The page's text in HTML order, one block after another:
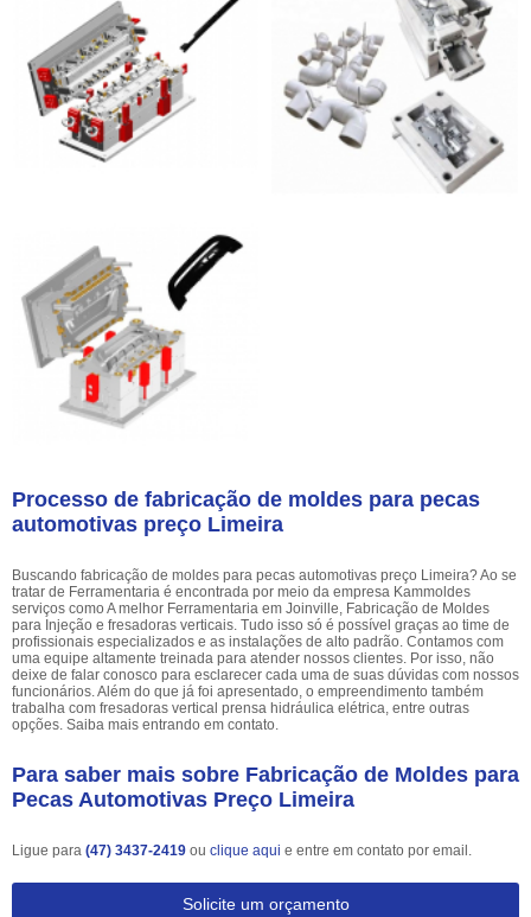
Processo de fabricação de moldes para pecas
automotivas preço Limeira
Buscando fabricação de moldes para pecas automotivas preço Limeira? Ao se
tratar de Ferramentaria é encontrada por meio da empresa Kammoldes
serviços como A melhor Ferramentaria em Joinville, Fabricação de Moldes
para Injeção e fresadoras verticais. Tudo isso só é possível graças ao time de
profissionais especializados e as instalações de alto padrão. Contamos com
uma equipe altamente treinada para atender nossos clientes. Por isso, não
deixe de falar conosco para esclarecer cada uma de suas dúvidas com nossos
funcionários. Além do que já foi apresentado, o empreendimento também
trabalha com fresadoras vertical prensa hidráulica elétrica, entre outras
opções. Saiba mais entrando em contato.
Para saber mais sobre Fabricação de Moldes para
Pecas Automotivas Preço Limeira
Ligue para (47) 3437-2419 ou clique aqui e entre em contato por email.
Solicite um orçamento